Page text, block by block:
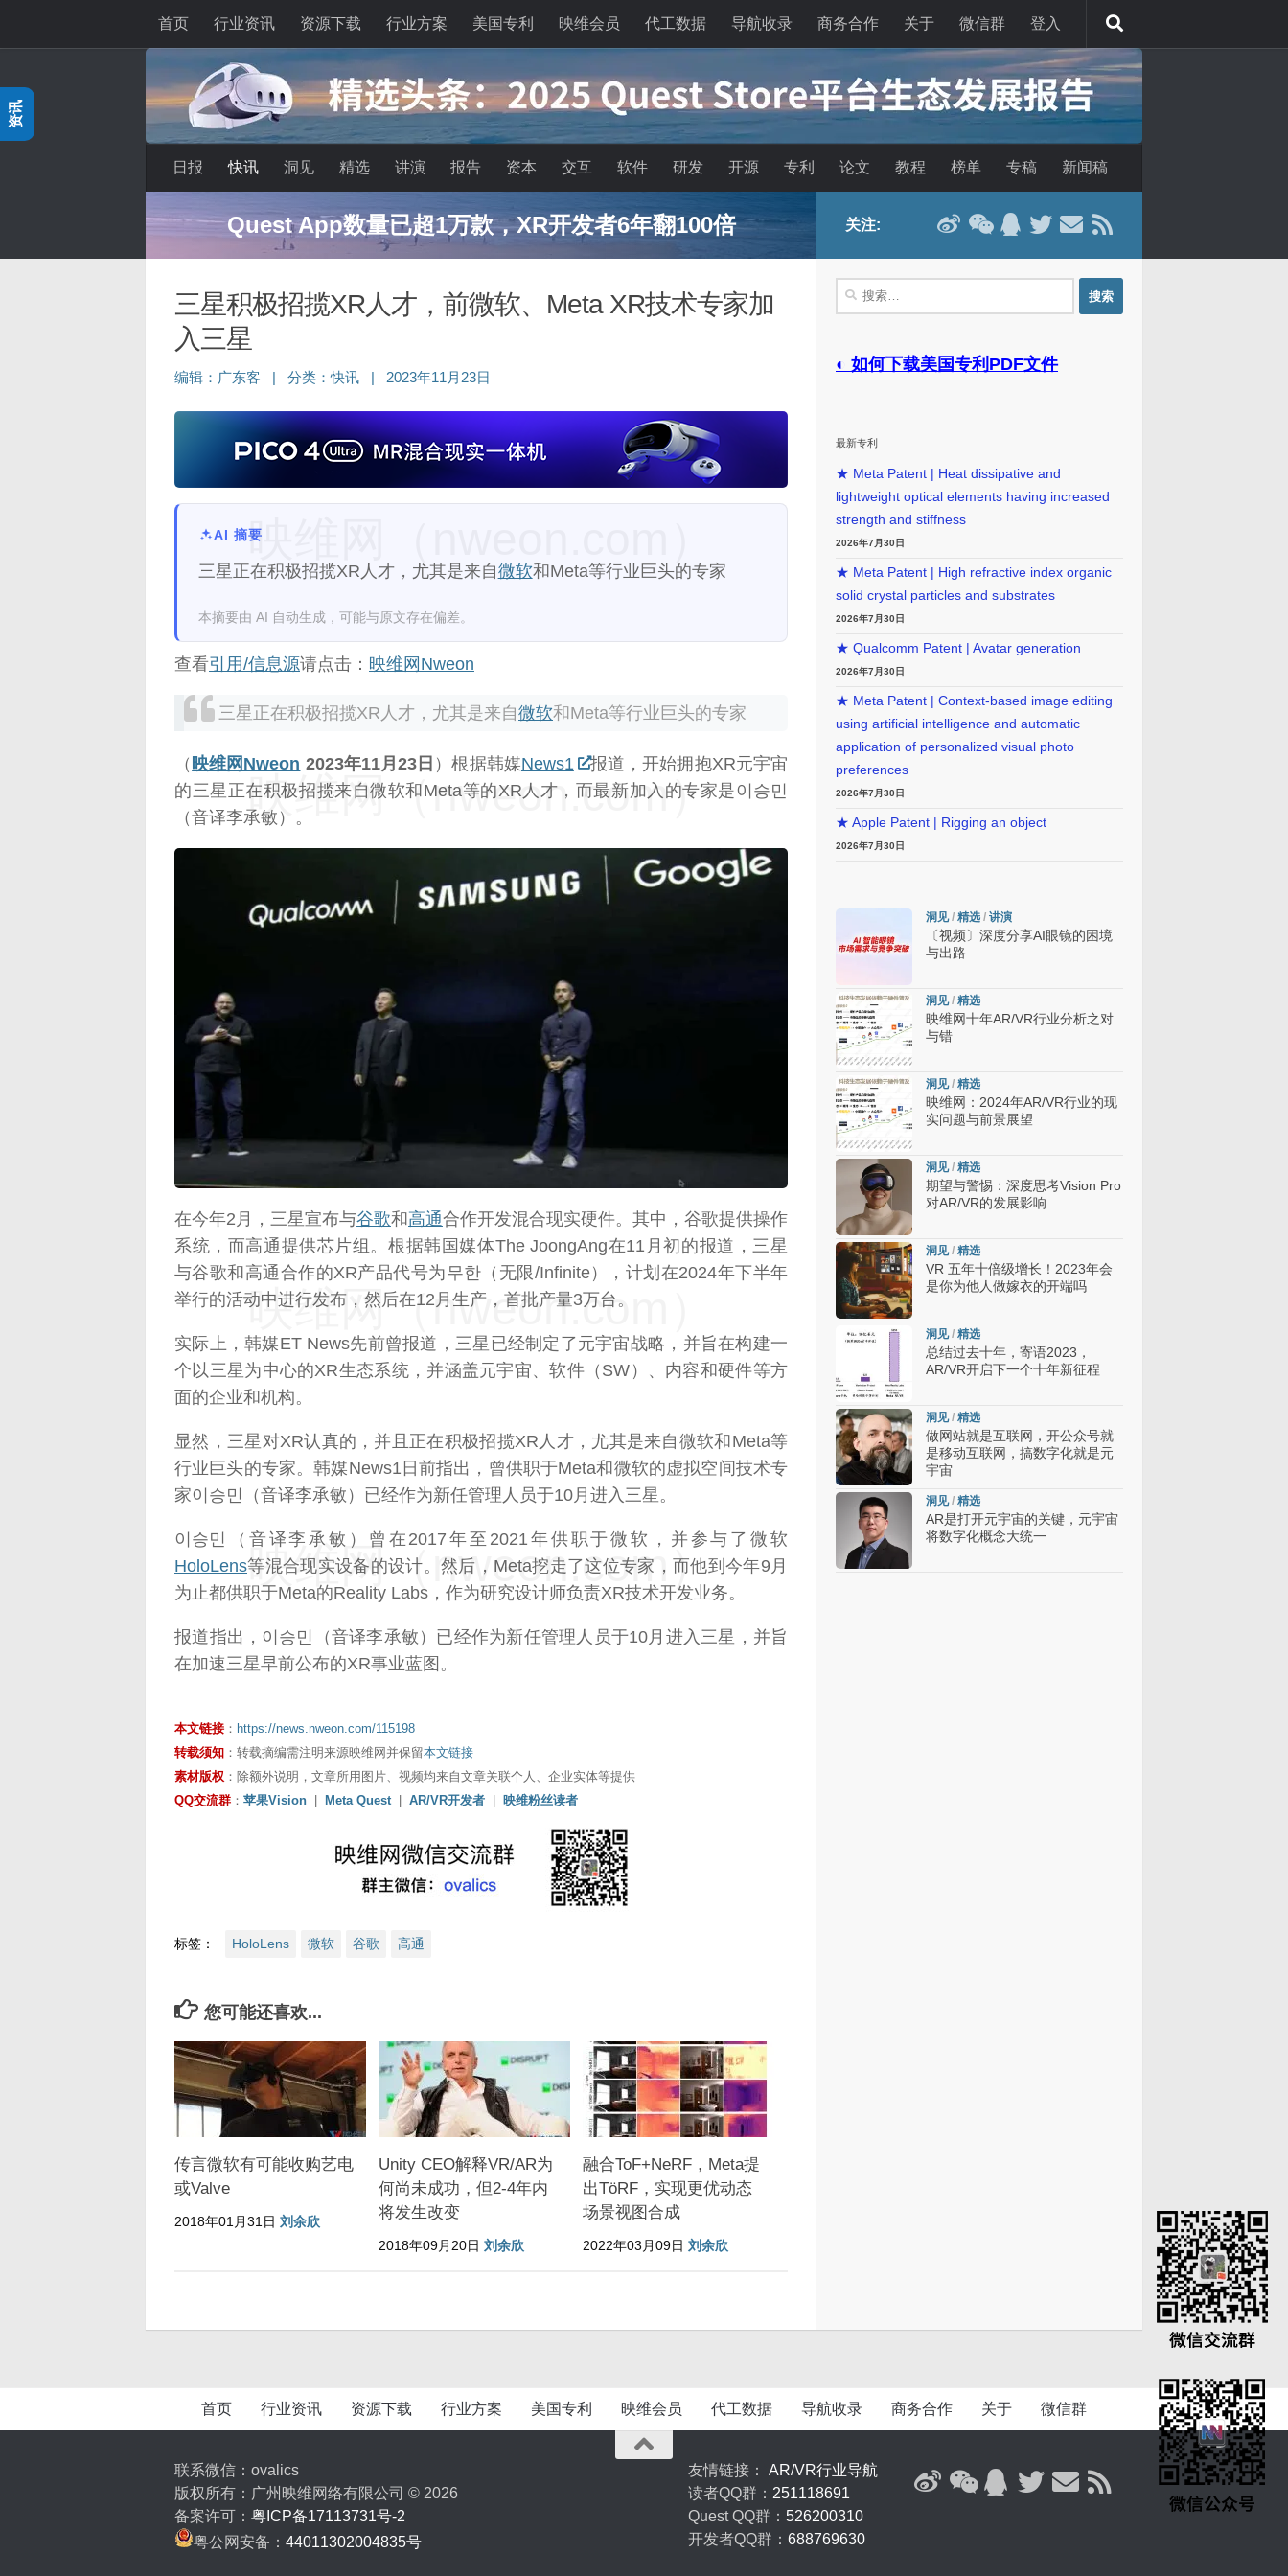
首页 行业资讯 资源下载 行业方案 美国专利 映维会员 代工数据 导航收录 商务合作 关于 微信群 登入
日报 快讯 洞见 精选 讲演 报告 资本 交互 软件 研发 开源 专利 论文 教程 榜单 专稿 新闻稿
Quest App数量已超1万款，XR开发者6年翻100倍
三星积极招揽XR人才，前微软、Meta XR技术专家加
入三星
编辑： 广东客 分类：快讯 2023年11月23日
AI 摘要
三星正在积极招揽XR人才，尤其是来自微软和Meta等行业巨头的专家
本摘要由 AI 自动生成，可能与原文存在偏差。
查看引用/信息源请点击： 映维网Nweon
三星正在积极招揽XR人才，尤其是来自微软和Meta等行业巨头的专家
（ 映维网Nweon 2023年11月23日 ）根据韩媒News1
报道，开始拥抱XR元宇宙
的三星正在积极招揽来自微软和Meta等的XR人才，而最新加入的专家是이승민
（音译李承敏）。
在今年2月，三星宣布与谷歌和高通合作开发混合现实硬件。其中，谷歌提供操作
系统，而高通提供芯片组。根据韩国媒体The JoongAng在11月初的报道，三星
与谷歌和高通合作的XR产品代号为무한（无限/Infinite），计划在2024年下半年
举行的活动中进行发布，然后在12月生产，首批产量3万台。
实际上，韩媒ET News先前曾报道，三星已经制定了元宇宙战略，并旨在构建一
个以三星为中心的XR生态系统，并涵盖元宇宙、软件（SW）、内容和硬件等方
面的企业和机构。
显然，三星对XR认真的，并且正在积极招揽XR人才，尤其是来自微软和Meta等
行业巨头的专家。韩媒News1日前指出，曾供职于Meta和微软的虚拟空间技术专
家이승민（音译李承敏）已经作为新任管理人员于10月进入三星。
이승민（音译李承敏）曾在2017年至2021年供职于微软，并参与了微软
HoloLens等混合现实设备的设计。然后，Meta挖走了这位专家，而他到今年9月
为止都供职于Meta的Reality Labs，作为研究设计师负责XR技术开发业务。
报道指出，이승민（音译李承敏）已经作为新任管理人员于10月进入三星，并旨
在加速三星早前公布的XR事业蓝图。
映维网（nweon.com）
映维网（nweon.com）
映维网（nweon.com）
映维网（nweon.com）
映维网（nweon.com）
本文链接 ： https://news.nweon.com/115198
转载须知 ：转载摘编需注明来源映维网并保留本文链接
素材版权 ：除额外说明，文章所用图片、视频均来自文章关联个人、企业实体等提供
QQ交流群 ： 苹果Vision Meta Quest| AR/VR开发者 映维粉丝读者
标签： HoloLens 微软 谷歌 高通
您可能还喜欢...
传言微软有可能收购艺电
或Valve
2018年01月31日 刘余欣
Unity CEO解释VR/AR为
何尚未成功，但2-4年内
将发生改变
2018年09月20日 刘余欣
融合ToF+NeRF，Meta提
出TöRF，实现更优动态
场景视图合成
2022年03月09日 刘余欣
关注:
搜
索：
◐ 如何下载美国专利PDF文件
最新专利
★ Meta Patent | Heat dissipative and
lightweight optical elements having increased
strength and stiffness
2026年7月30日
★ Meta Patent | High refractive index organic
solid crystal particles and substrates
2026年7月30日
★ Qualcomm Patent | Avatar generation
2026年7月30日
★ Meta Patent | Context-based image editing
using artificial intelligence and automatic
application of personalized visual photo
preferences
2026年7月30日
★ Apple Patent | Rigging an object
2026年7月30日
洞见/ 精选 / 讲演
〔视频〕深度分享AI眼镜的困境
与出路
洞见/ 精选
映维网十年AR/VR行业分析之对
与错
洞见/ 精选
映维网：2024年AR/VR行业的现
实问题与前景展望
洞见/ 精选
期望与警惕：深度思考Vision Pro
对AR/VR的发展影响
洞见/ 精选
VR 五年十倍级增长！2023年会
是你为他人做嫁衣的开端吗
洞见/ 精选
总结过去十年，寄语2023，
AR/VR开启下一个十年新征程
洞见/ 精选
做网站就是互联网，开公众号就
是移动互联网，搞数字化就是元
宇宙
洞见/ 精选
AR是打开元宇宙的关键，元宇宙
将数字化概念大统一
首页 行业资讯 资源下载 行业方案 美国专利 映维会员 代工数据 导航收录 商务合作 关于 微信群
联系微信：ovalics
版权所有：广州映维网络有限公司 © 2026
备案许可： 粤ICP备17113731号-2
粤公网安备： 44011302004835号
友情链接： AR/VR行业导航
读者QQ群： 251118691
Quest QQ群： 526200310
开发者QQ群： 688769630
资讯